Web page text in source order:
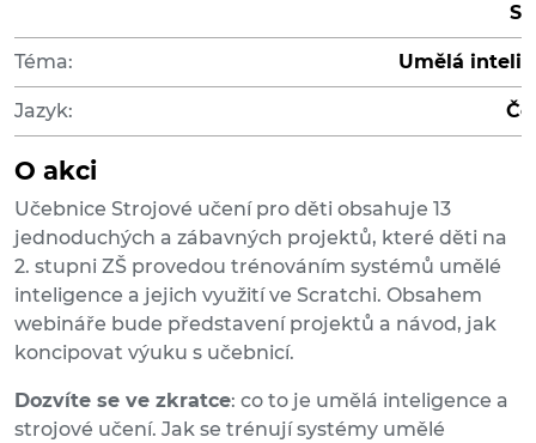
Téma: Umělá
Jazyk:
O akci
Učebnice Strojové učení pro děti obsahuje 13
jednoduchých a zábavných projektů, které děti na
2. stupni ZŠ provedou trénováním systémů umělé
inteligence a jejich využití ve Scratchi. Obsahem
webináře bude představení projektů a návod, jak
koncipovat výuku s učebnicí.
Dozvíte se ve zkratce: co to je umělá inteligence a
strojové učení. Jak se trénují systémy umělé